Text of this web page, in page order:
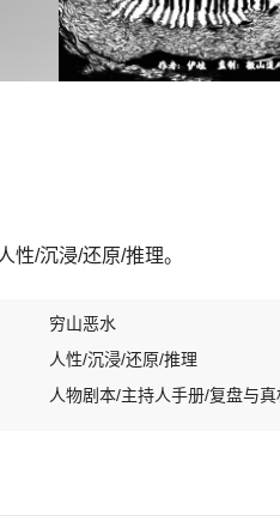
性/沉浸/还原/推理。
穷山恶水
人性/沉浸/还原/推理
人物剧本/主持人手册/复盘与